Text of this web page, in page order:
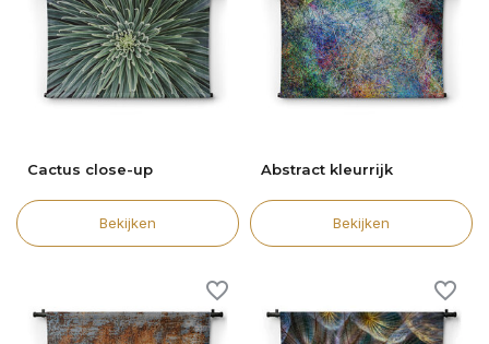
Cactus close-up
Bekijken
Abstract kleurrijk
Bekijken